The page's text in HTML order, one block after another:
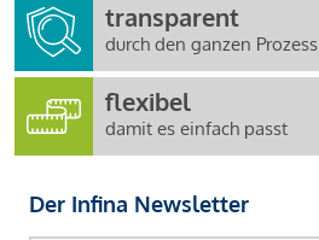
transparent
durch den ganzen Prozess
flexibel
damit es einfach passt
Der Infina Newsletter